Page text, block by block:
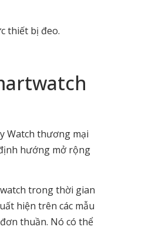
thiết bị đeo.
Watch thương mại
hướng mở rộng
trong thời gian
hiện trên các mẫu
thuần. Nó có thể